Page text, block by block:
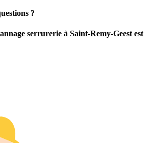
?
serrurerie à Saint-Remy-Geest est